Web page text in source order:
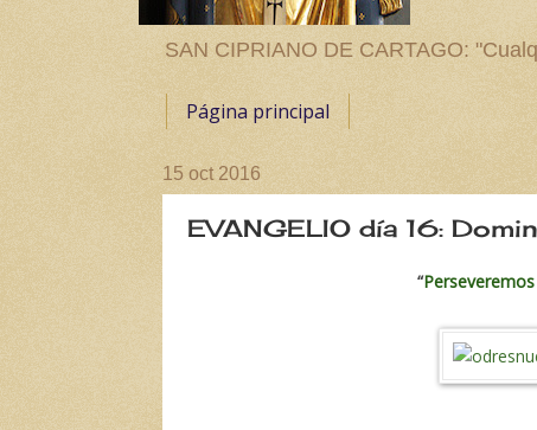
SAN CIPRIANO DE CARTAGO:
Página principal
15 oct 2016
EVANGELIO día 16:
“